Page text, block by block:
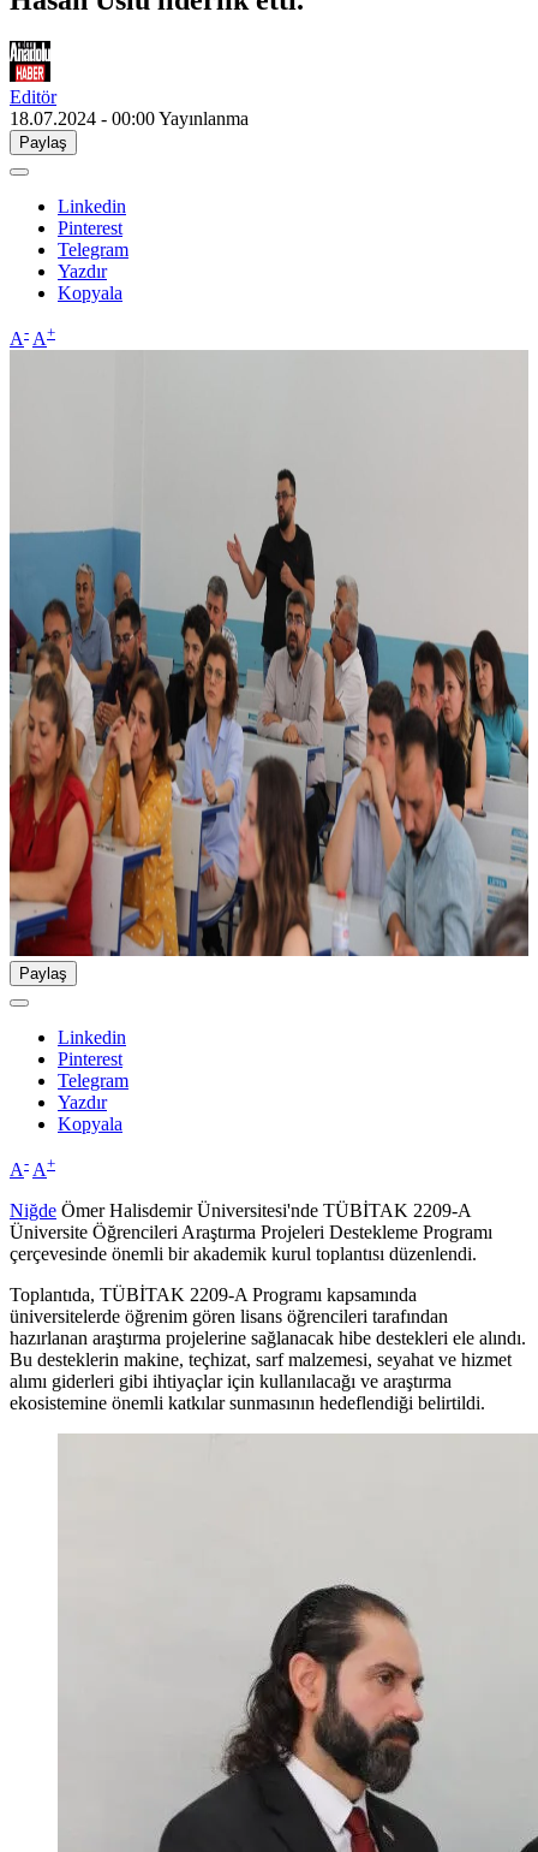
Editör
18.07.2024 - 00:00Yayınlanma
Paylaş
Linkedin
Pinterest
Telegram
Yazdır
Kopyala
A- A+
Paylaş
Linkedin
Pinterest
Telegram
Yazdır
Kopyala
A- A+
Niğde Ömer Halisdemir Üniversitesi'nde TÜBİTAK 2209-A
Üniversite Öğrencileri Araştırma Projeleri Destekleme Programı
çerçevesinde önemli bir akademik kurul toplantısı düzenlendi.
Toplantıda, TÜBİTAK 2209-A Programı kapsamında
üniversitelerde öğrenim gören lisans öğrencileri tarafından
hazırlanan araştırma projelerine sağlanacak hibe destekleri ele alındı.
Bu desteklerin makine, teçhizat, sarf malzemesi, seyahat ve hizmet
alımı giderleri gibi ihtiyaçlar için kullanılacağı ve araştırma
ekosistemine önemli katkılar sunmasının hedeflendiği belirtildi.